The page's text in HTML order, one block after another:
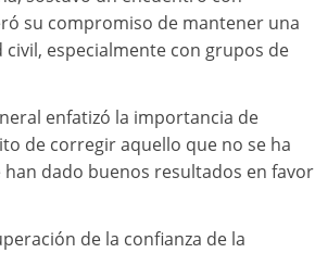
su compromiso de mantener una
especialmente con grupos de
enfatizó la importancia de
de corregir aquello que no se ha
dado buenos resultados en favor
de la confianza de la